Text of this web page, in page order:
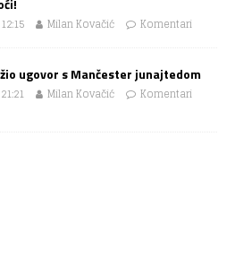
Milan Kovačić
Komentari
ugovor s Mančester junajtedom
Milan Kovačić
Komentari